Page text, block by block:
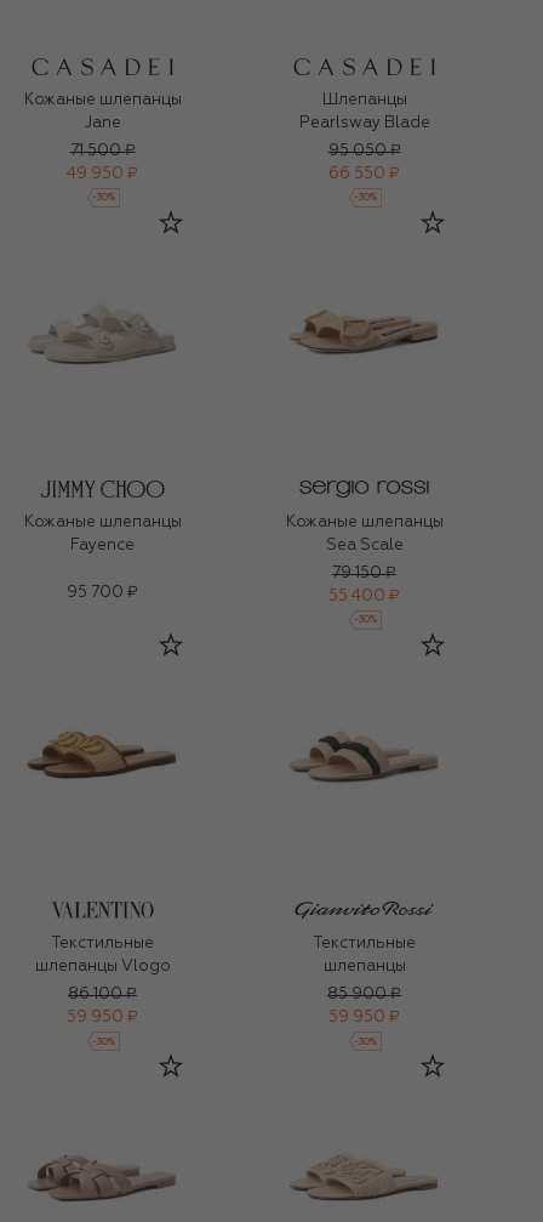
Кожаные шлепанцы
Jane
71 500 ₽
49 950 ₽
-30%
Шлепанцы
Pearlsway Blade
95 050 ₽
66 550 ₽
-30%
Кожаные шлепанцы
Fayence
95 700 ₽
Кожаные шлепанцы
Sea Scale
79 150 ₽
55 400 ₽
-30%
Текстильные
шлепанцы Vlogo
86 100 ₽
59 950 ₽
-30%
Текстильные
шлепанцы
85 900 ₽
59 950 ₽
-30%